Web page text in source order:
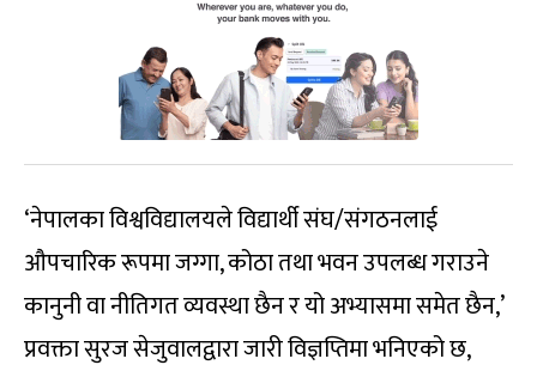
‘नेपालका विश्वविद्यालयले विद्यार्थी संघ/संगठनलाई
औपचारिक रूपमा जग्गा, कोठा तथा भवन उपलब्ध गराउने
कानुनी वा नीतिगत व्यवस्था छैन र यो अभ्यासमा समेत छैन,’
प्रवक्ता सुरज सेजुवालद्वारा जारी विज्ञप्तिमा भनिएको छ,